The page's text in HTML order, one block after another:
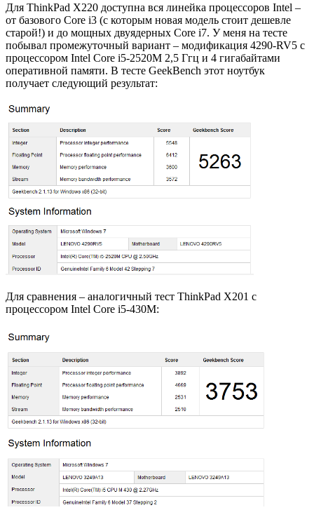
Для ThinkPad X220 доступна вся линейка процессоров Intel –
от базового Core i3 (с которым новая модель стоит дешевле
старой!) и до мощных двуядерных Core i7. У меня на тесте
побывал промежуточный вариант – модификация 4290-RV5 с
процессором Intel Core i5-2520M 2,5 Ггц и 4 гигабайтами
оперативной памяти. В тесте GeekBench этот ноутбук
получает следующий результат:
Для сравнения – аналогичный тест ThinkPad X201 с
процессором Intel Core i5-430M: